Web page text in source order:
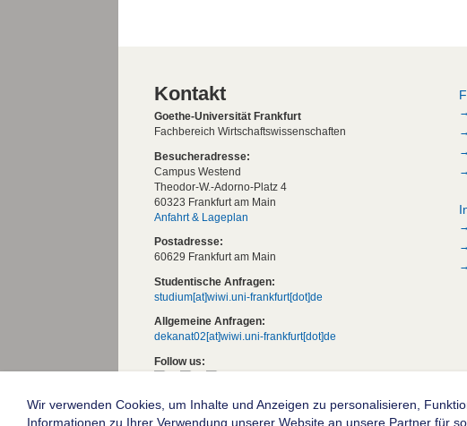
Kontakt
Goethe-Universität Frankfurt
Fachbereich Wirtschaftswissenschaften
Besucheradresse:
Campus Westend
Theodor-W.-Adorno-Platz 4
60323 Frankfurt am Main
Anfahrt & Lageplan
Postadresse:
60629 Frankfurt am Main
Studentische Anfragen:
studium[at]wiwi.uni-frankfurt[dot]de
Allgemeine Anfragen:
dekanat02[at]wiwi.uni-frankfurt[dot]de
Follow us:
Die Goethe-Universität Frankfurt am Main
Wir verwenden Cookies, um Inhalte und Anzeigen zu personalisieren,
Informationen zu Ihrer Verwendung unserer Website an unsere Partner für